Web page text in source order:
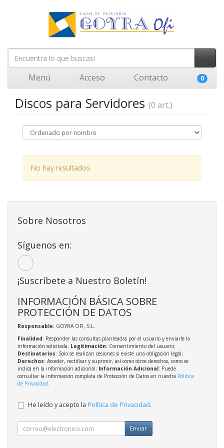
Menú Acceso Contacto 0
Discos para Servidores (0 art.)
No hay resultados.
Sobre Nosotros
Síguenos en:
¡Suscríbete a Nuestro Boletín!
INFORMACIÓN BÁSICA SOBRE
PROTECCIÓN DE DATOS
Responsable: GOYRA OFI, S.L.
Finalidad: Responder las consultas planteadas por el usuario y enviarle la
información solicitada; Legitimación: Consentimiento del usuario;
Destinatarios: Solo se realizan cesiones si existe una obligación legal;
Derechos: Acceder, rectificar y suprimir, así como otros derechos, como se
indica en la información adicional; Información Adicional: Puede
consultar la información completa de Protección de Datos en nuestra Política
de Privacidad.
He leído y acepto la Política de Privacidad.
Enviar